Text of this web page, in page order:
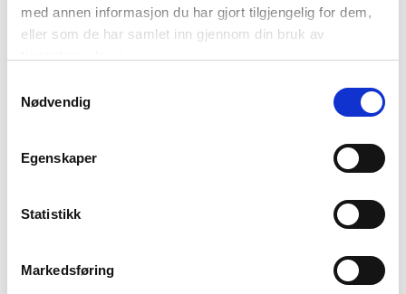
med annen informasjon du har gjort tilgjengelig for dem,
eller som de har samlet inn gjennom din bruk av
Nødvendig
Egenskaper
Statistikk
Markedsføring
og toner fra skalden som lager en ny sang til høvdingens
ære. Bli med på Vikingfestival i august hvert år. Her kan du
salgsboder, bli med på bueskytterkonkurranse, rotur med
Vargfotr, se gjøgling, nyte sang og musikk, høre spennende